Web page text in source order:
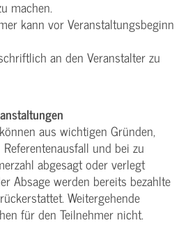
machen.
kann vor Veranstaltungsbeginn
an den Veranstalter zu
aus wichtigen Gründen,
und bei zu
abgesagt oder verlegt
Absage werden bereits bezahlte
Weitergehende
für den Teilnehmer nicht.